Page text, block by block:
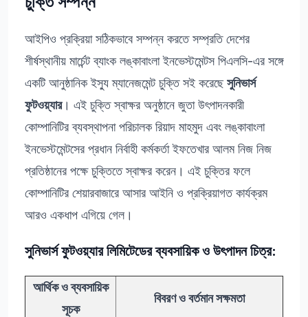
আইপিও প্রক্রিয়া সঠিকভাবে সম্পন্ন করতে সম্প্রতি দেশের
শীর্ষস্থানীয় মার্চেন্ট ব্যাংক লঙ্কাবাংলা ইনভেস্টমেন্টস পিএলসি-এর সঙ্গে
একটি আনুষ্ঠানিক ইস্যু ম্যানেজমেন্ট চুক্তি সই করেছেসুনিভার্স
ফুটওয়্যার। এই চুক্তি স্বাক্ষর অনুষ্ঠানে জুতা উৎপাদনকারী
কোম্পানিটির ব্যবস্থাপনা পরিচালক রিয়াদ মাহমুদ এবং লঙ্কাবাংলা
ইনভেস্টমেন্টসের প্রধান নির্বাহী কর্মকর্তা ইফতেখার আলম নিজ নিজ
প্রতিষ্ঠানের পক্ষে চুক্তিতে স্বাক্ষর করেন। এই চুক্তির ফলে
কোম্পানিটির শেয়ারবাজারে আসার আইনি ও প্রক্রিয়াগত কার্যক্রম
আরও একধাপ এগিয়ে গেল।
সুনিভার্স ফুটওয়্যার লিমিটেডের ব্যবসায়িক ও উৎপাদন চিত্র:
আর্থিক ও ব্যবসায়িক
সূচক
বিবরণ ও বর্তমান সক্ষমতা